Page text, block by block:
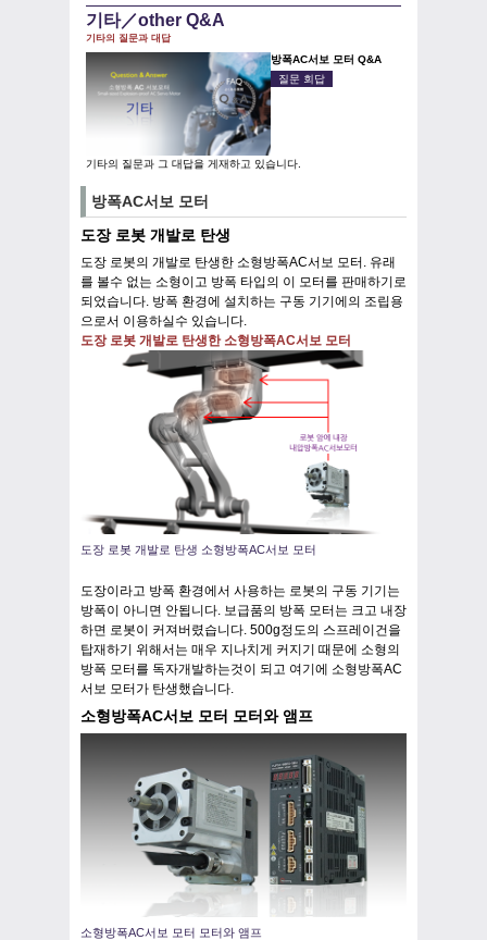
기타／other Q&A
기타의 질문과 대답
방폭AC서보 모터 Q&A
질문 회답
기타의 질문과 그 대답을 게재하고 있습니다.
방폭AC서보 모터
도장 로봇 개발로 탄생
도장 로봇의 개발로 탄생한 소형방폭AC서보 모터. 유래
를 볼수 없는 소형이고 방폭 타입의 이 모터를 판매하기로
되었습니다. 방폭 환경에 설치하는 구동 기기에의 조립용
으로서 이용하실수 있습니다.
도장 로봇 개발로 탄생한 소형방폭AC서보 모터
도장 로봇 개발로 탄생 소형방폭AC서보 모터
도장이라고 방폭 환경에서 사용하는 로봇의 구동 기기는
방폭이 아니면 안됩니다. 보급품의 방폭 모터는 크고 내장
하면 로봇이 커져버렸습니다. 500g정도의 스프레이건을
탑재하기 위해서는 매우 지나치게 커지기 때문에 소형의
방폭 모터를 독자개발하는것이 되고 여기에 소형방폭AC
서보 모터가 탄생했습니다.
소형방폭AC서보 모터 모터와 앰프
소형방폭AC서보 모터 모터와 앰프